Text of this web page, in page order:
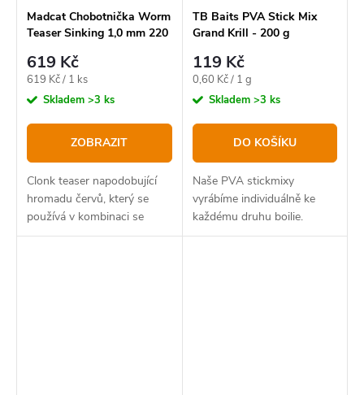
Madcat Chobotnička Worm
Teaser Sinking 1,0 mm 220
619 Kč
Měrná
cena:
619 Kč / 1 ks
Skladem >3 ks
ZOBRAZIT
Clonk teaser napodobující
hromadu červů, který se
používá v kombinaci se
skutečnými červy.
TB Baits PVA Stick Mix
Grand Krill - 200 g
119 Kč
Měrná
cena:
0,60 Kč / 1 g
Skladem >3 ks
DO KOŠÍKU
Naše PVA stickmixy
vyrábíme individuálně ke
každému druhu boilie.